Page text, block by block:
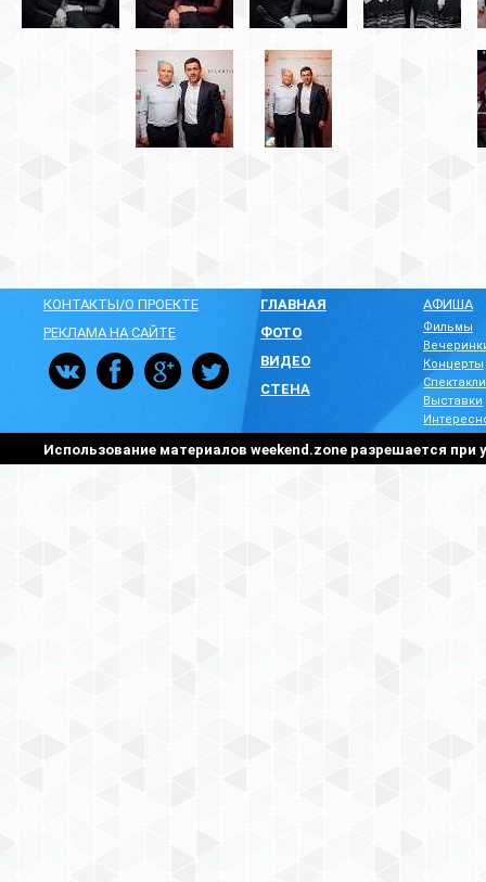
КОНТАКТЫ/О ПРОЕКТЕ
РЕКЛАМА НА САЙТЕ
ГЛАВНАЯ
ФОТО
ВИДЕО
СТЕНА
АФИША
Фильмы
Концерты
Спектакли
Выставки
Использование материалов weekend.zone разрешается